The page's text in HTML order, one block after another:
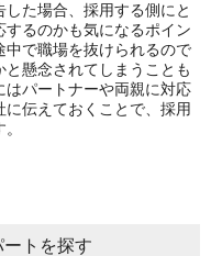
た場合、採用する側にと
るのかも気になるポイン
中で職場を抜けられるので
懸念されてしまうことも
はパートナーや両親に対応
伝えておくことで、採用
トを探す